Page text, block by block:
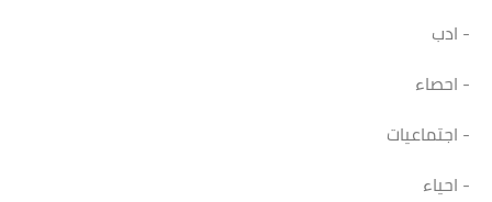
- ادب
- احصاء
- اجتماعيات
- احياء